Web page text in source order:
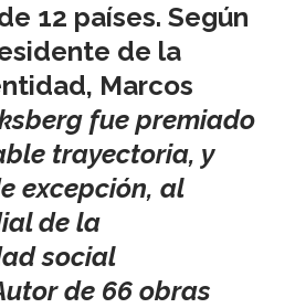
12 países. Según
de la
Marcos
fue premiado
trayectoria, y
excepción, al
de la
social
de 66 obras